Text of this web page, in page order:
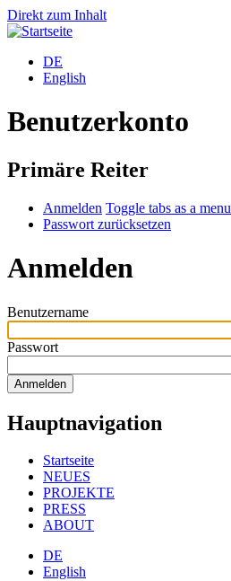
Direkt zum Inhalt
DE
English
Benutzerkonto
Primäre Reiter
Anmelden Toggle tabs as a menu
Passwort zurücksetzen
Anmelden
Benutzername
Passwort
Hauptnavigation
Startseite
NEUES
PROJEKTE
PRESS
ABOUT
DE
English